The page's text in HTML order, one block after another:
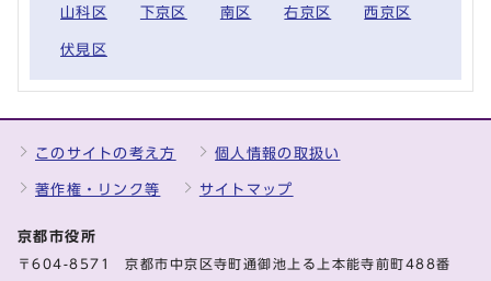
山科区 下京区 南区 右京区 西京区
伏見区
このサイトの考え方 個人情報の取扱い
著作権・リンク等 サイトマップ
京都市役所
〒604-8571 京都市中京区寺町通御池上る上本能寺前町488番